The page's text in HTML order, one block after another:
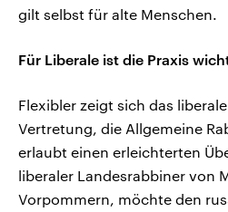
gilt selbst für alte Menschen.
Für Liberale ist die Praxis
Flexibler zeigt sich das
Vertretung, die Allgemeine
erlaubt einen erleichterten
liberaler Landesrabbiner von
Vorpommern, möchte den